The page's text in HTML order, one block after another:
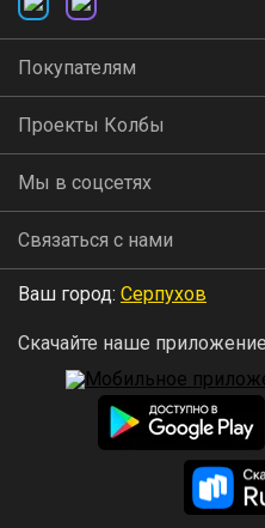
Покупателям
Проекты Колбы
Мы в соцсетях
Связаться с нами
Ваш город: Серпухов
Скачайте наше приложение